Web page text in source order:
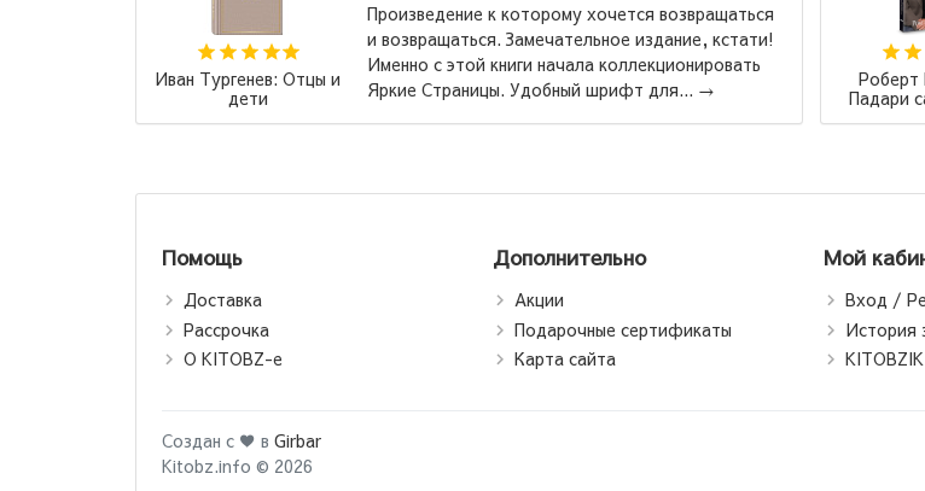
хочется возвращаться
издание, кстати!
начала коллекционировать
Удобный шрифт для...→
Роберт Кийосаки:
Падари сарватманд,
падари фақир /
Китоби бехтарин ба ман махкул шуд ва бо
дастрас ❤️...→
Помощь
Доставка
Рассрочка
О KITOBZ-е
Дополнительно
Акции
Подарочные сертификаты
Карта сайта
Мой
Вход /
История
KITOBZIK
Создан с ♥ в Girbar
Kitobz.info © 2026